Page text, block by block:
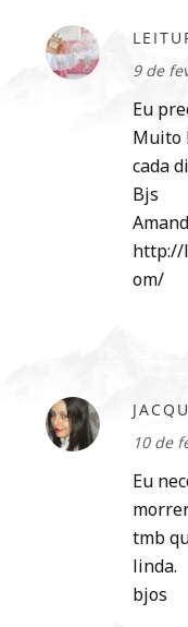
9 de
Eu
Muito
cada
Bjs
http://
om/
10 de
Eu
tmb
linda.
bjos